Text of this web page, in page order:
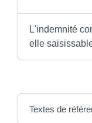
L'indemnité
elle
Textes de